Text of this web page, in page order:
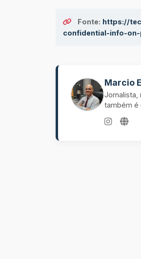
Fonte: https://
confidential-info-
Marcio
Jornalista,
também é